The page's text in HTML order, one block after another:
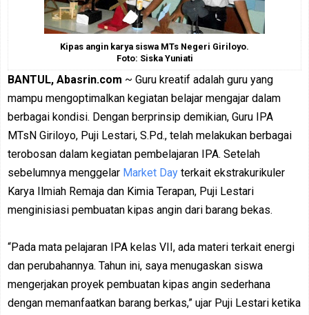
Kipas angin karya siswa MTs Negeri Giriloyo.
Foto: Siska Yuniati
BANTUL, Abasrin.com ~ Guru kreatif adalah guru yang
mampu mengoptimalkan kegiatan belajar mengajar dalam
berbagai kondisi. Dengan berprinsip demikian, Guru IPA
MTsN Giriloyo, Puji Lestari, S.Pd., telah melakukan berbagai
terobosan dalam kegiatan pembelajaran IPA. Setelah
sebelumnya menggelar Market Day terkait ekstrakurikuler
Karya Ilmiah Remaja dan Kimia Terapan, Puji Lestari
menginisiasi pembuatan kipas angin dari barang bekas.
“Pada mata pelajaran IPA kelas VII, ada materi terkait energi
dan perubahannya. Tahun ini, saya menugaskan siswa
mengerjakan proyek pembuatan kipas angin sederhana
dengan memanfaatkan barang berkas,” ujar Puji Lestari ketika